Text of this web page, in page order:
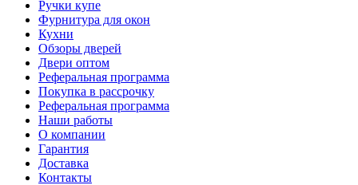
Ручки купе
Фурнитура для окон
Кухни
Обзоры дверей
Двери оптом
Реферальная программа
Покупка в рассрочку
Реферальная программа
Наши работы
О компании
Гарантия
Доставка
Контакты